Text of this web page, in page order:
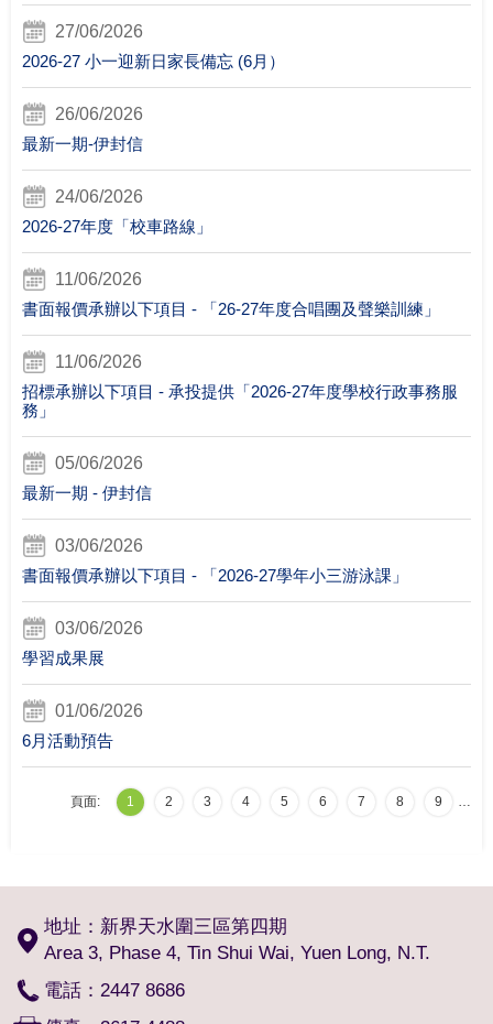
27/06/2026
2026-27 小一迎新日家長備忘 (6月）
26/06/2026
最新一期-伊封信
24/06/2026
2026-27年度「校車路線」
11/06/2026
書面報價承辦以下項目 - 「26-27年度合唱團及聲樂訓練」
11/06/2026
招標承辦以下項目 - 承投提供「2026-27年度學校行政事務服
務」
05/06/2026
最新一期 - 伊封信
03/06/2026
書面報價承辦以下項目 - 「2026-27學年小三游泳課」
03/06/2026
學習成果展
01/06/2026
6月活動預告
頁面: 1 2 3 4 5 6 7 8 9 …
地址：新界天水圍三區第四期
Area 3, Phase 4, Tin Shui Wai, Yuen Long, N.T.
電話：2447 8686